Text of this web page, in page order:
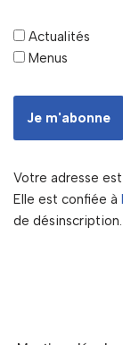
Actualités
Menus
Votre adresse
Elle est confiée à
de désinscription.